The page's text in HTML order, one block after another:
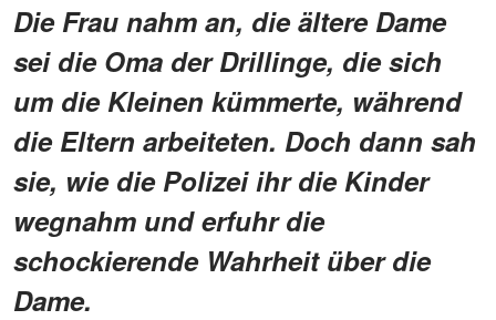
Die Frau nahm an, die ältere Dame
sei die Oma der Drillinge, die sich
um die Kleinen kümmerte, während
die Eltern arbeiteten. Doch dann sah
sie, wie die Polizei ihr die Kinder
wegnahm und erfuhr die
schockierende Wahrheit über die
Dame.